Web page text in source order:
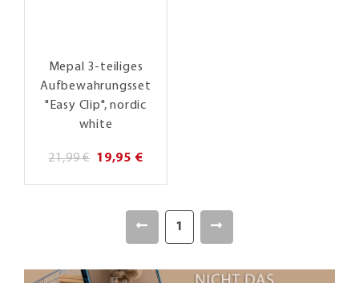
Mepal 3-teiliges
Aufbewahrungsset
"Easy Clip", nordic
white
21,99 € 19,95 €
1